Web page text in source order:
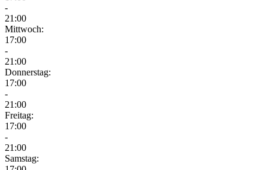
-
21:00
Mittwoch:
17:00
-
21:00
Donnerstag:
17:00
-
21:00
Freitag:
17:00
-
21:00
Samstag: